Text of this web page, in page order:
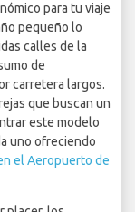
para tu viaje
pequeño lo
calles de la
de
carretera largos.
que buscan un
este modelo
uno ofreciendo
el Aeropuerto de